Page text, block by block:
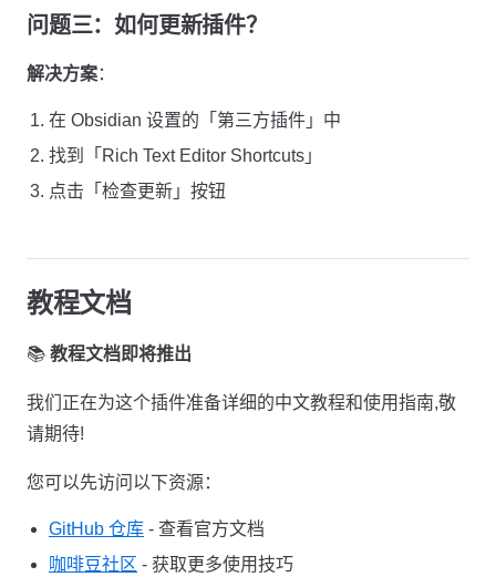
问题三：如何更新插件？
解决方案：
在 Obsidian 设置的「第三方插件」中
找到「Rich Text Editor Shortcuts」
点击「检查更新」按钮
教程文档
📚 教程文档即将推出
我们正在为这个插件准备详细的中文教程和使用指南,敬
请期待!
您可以先访问以下资源：
GitHub 仓库 - 查看官方文档
咖啡豆社区 - 获取更多使用技巧